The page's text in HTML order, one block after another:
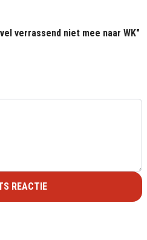
verrassend niet mee naar WK"
REACTIE